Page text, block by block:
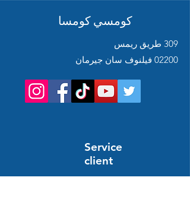
كومسي كومسا
309 طريق ريمس
02200 فيلنوف سان جيرمان
Service
client